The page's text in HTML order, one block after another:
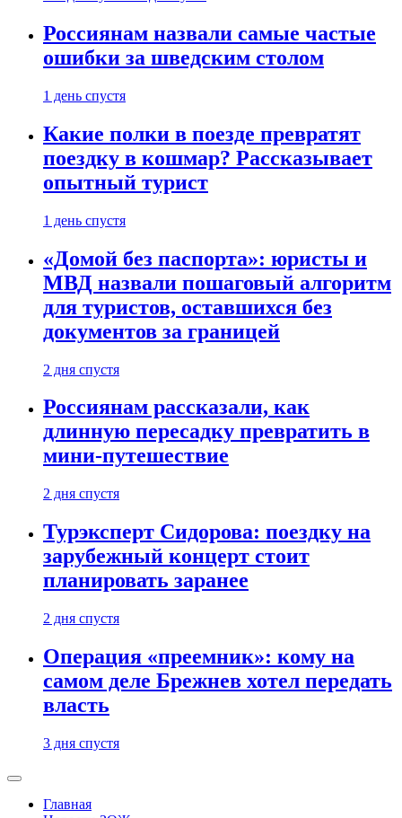
Россиянам назвали самые частые
ошибки за шведским столом
1 день спустя
Какие полки в поезде превратят
поездку в кошмар? Рассказывает
опытный турист
1 день спустя
«Домой без паспорта»: юристы и
МВД назвали пошаговый алгоритм
для туристов, оставшихся без
документов за границей
2 дня спустя
Россиянам рассказали, как
длинную пересадку превратить в
мини-путешествие
2 дня спустя
Турэксперт Сидорова: поездку на
зарубежный концерт стоит
планировать заранее
2 дня спустя
Операция «преемник»: кому на
самом деле Брежнев хотел передать
власть
3 дня спустя
Главная